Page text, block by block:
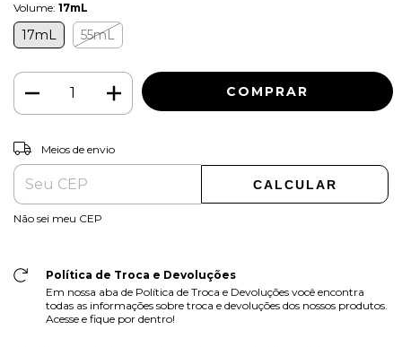
Volume: 17mL
17mL 55mL
Entregas para o CEP:
Meios de envio
CALCULAR
Não sei meu CEP
Política de Troca e Devoluções
Em nossa aba de Política de Troca e Devoluções você encontra
todas as informações sobre troca e devoluções dos nossos produtos.
Acesse e fique por dentro!